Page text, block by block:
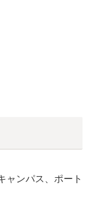
ャンパス、ポート